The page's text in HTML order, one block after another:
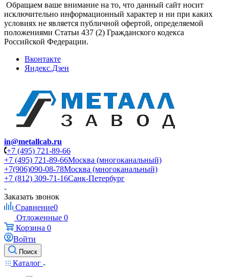
Обращаем ваше внимание на то, что данный сайт носит
исключительно информационный характер и ни при каких
условиях не является публичной офертой, определяемой
положениями Статьи 437 (2) Гражданского кодекса
Российской Федерации.
Вконтакте
Яндекс.Дзен
in@metallcab.ru
+7 (495) 721-89-66
+7 (495) 721-89-66Москва (многоканальный)
+7(906)090-08-78Москва (многоканальный)
+7 (812) 309-71-16Санк-Петербург
Заказать звонок
Сравнение0
Отложенные 0
Корзина 0
Войти
Поиск
Каталог